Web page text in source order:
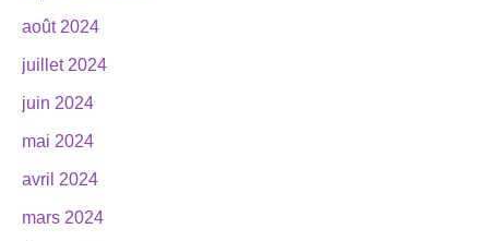
août 2024
juillet 2024
juin 2024
mai 2024
avril 2024
mars 2024